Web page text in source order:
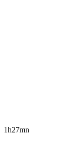
1h27mn